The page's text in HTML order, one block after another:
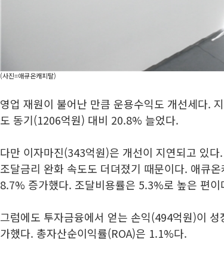
(사진=애큐온캐피탈)
영업 재원이 불어난 만큼 운용수익도 개선세다.
도 동기(1206억원) 대비 20.8% 늘었다.
다만 이자마진(343억원)은 개선이 지연되고 있
조달금리 완화 속도도 더뎌졌기 때문이다. 애큐
8.7% 증가했다. 조달비용률은 5.3%로 높은 편이
그럼에도 투자금융에서 얻는 손익(494억원)이
가했다. 총자산순이익률(ROA)은 1.1%다.